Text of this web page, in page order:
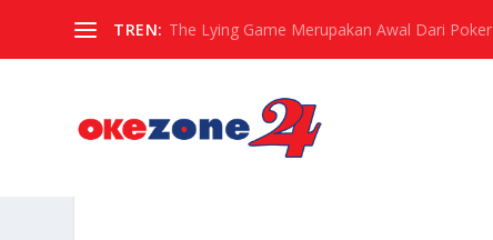
TREN: The Lying Game Merupakan Awal Dari Poker